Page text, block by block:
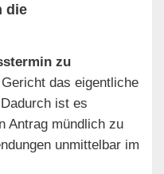
die
zu
das eigentliche
ist es
Antrag mündlich zu
unmittelbar im